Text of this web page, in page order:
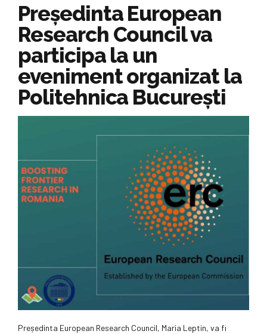
Președinta European
Research Council va
participa la un
eveniment organizat la
Politehnica București
Președinta European Research Council, Maria Leptin, va fi